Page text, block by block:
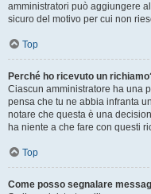
amministratori può aggiungere
sicuro del motivo per cui non
Top
Perché ho ricevuto un
Ciascun amministratore ha una
pensa che tu ne abbia infranta
notare che questa è una
ha niente a che fare con questi
Top
Come posso segnalare